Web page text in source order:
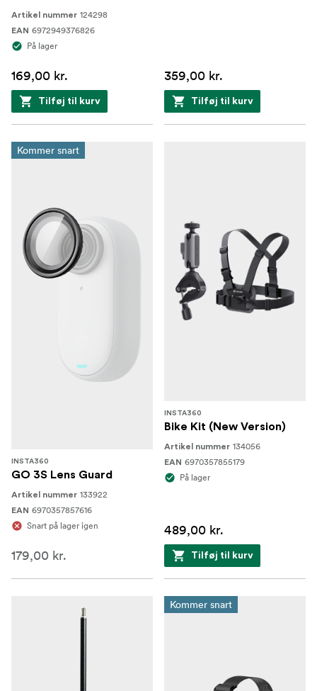
Artikel nummer 124298
EAN 6972949376826
På lager
169,00 kr.
Tilføj til kurv
359,00 kr.
Tilføj til kurv
Kommer snart
INSTA360
GO 3S Lens Guard
Artikel nummer 133922
EAN 6970357857616
Snart på lager igen
179,00 kr.
INSTA360
Bike Kit (New Version)
Artikel nummer 134056
EAN 6970357855179
På lager
489,00 kr.
Tilføj til kurv
Kommer snart